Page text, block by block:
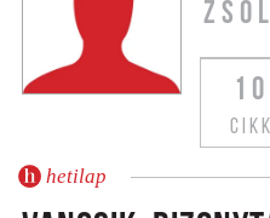
10
CIKK
hetilap